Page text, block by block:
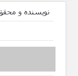
نویسنده و محقق